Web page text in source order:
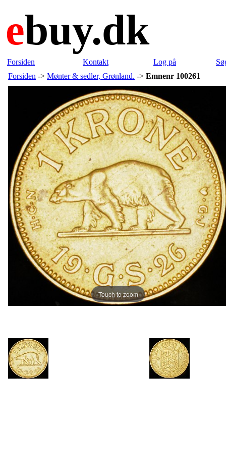
ebuy.dk
Forsiden Kontakt Log på
Forsiden -> Mønter & sedler, Grønland. -> Emnenr 100261
Touch to zoom